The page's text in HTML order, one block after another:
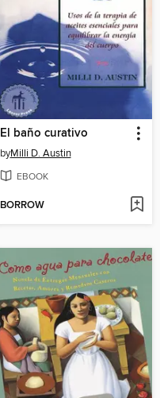
El baño curativo
byMilli D. Austin
EBOOK
BORROW